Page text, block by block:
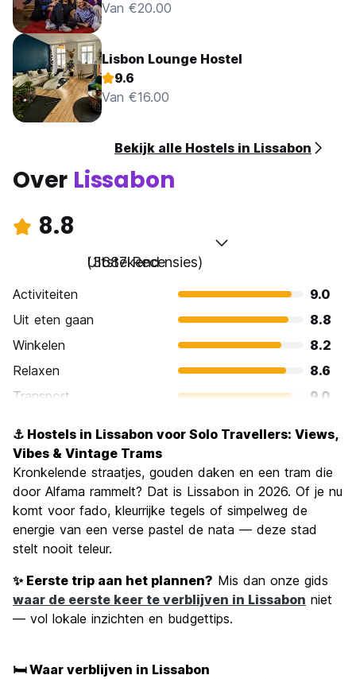
Van €20.00
Lisbon Lounge Hostel
9.6
Van €16.00
Bekijk alle Hostels in Lissabon
Over Lissabon
8.8
Uitstekend
(3687 Recensies)
Activiteiten
9.0
Uit eten gaan
8.8
Winkelen
8.2
Relaxen
8.6
Transport
9.0
Cultuur
Uitgaan
8.6
Waarde voor uw geld
8.9
⚓ Hostels in Lissabon voor Solo Travellers: Views,
Vibes & Vintage Trams
Kronkelende straatjes, gouden daken en een tram die
door Alfama rammelt? Dat is Lissabon in 2026. Of je nu
komt voor fado, kleurrijke tegels of simpelweg de
energie van een verse pastel de nata — deze stad
stelt nooit teleur.
✨ Eerste trip aan het plannen? Mis dan onze gids
waar de eerste keer te verblijven in Lissabon niet
— vol lokale inzichten en budgettips.
🛏️ Waar verblijven in Lissabon